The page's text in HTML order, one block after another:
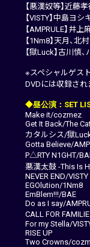
【悪漢奴等】近藤
【VISTY】中島ヨ
【AMPRULE】井
【1Nm8】天月、北
【獄Luck】古川慎
※スペシャルゲス
DVDには収録され
◆昼公演：SET
Make it/cozmez
Get It Back/The
カタルシス/獄
Gotta Believe/
P△RTY N1GHT/
悪漢太鼓 -This Is
NEVER END/VISTY
EGOlution/1Nm8
EmBlem!!!/BAE
Do as I say/
CALL FOR
For my Stella/
RISE UP
Two Crowns/